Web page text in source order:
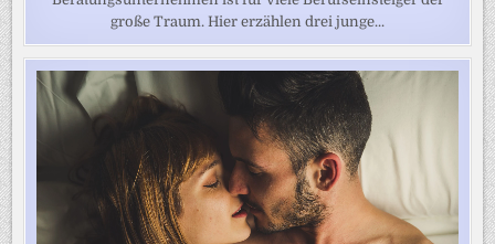
große Traum. Hier erzählen drei junge...